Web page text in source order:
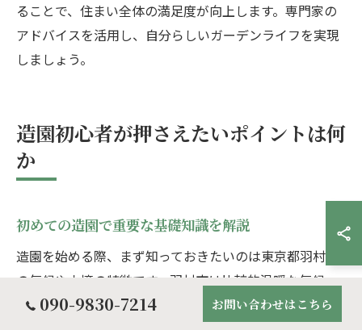
ることで、住まい全体の満足度が向上します。専門家の
アドバイスを活用し、自分らしいガーデンライフを実現
しましょう。
造園初心者が押さえたいポイントは何
か
初めての造園で重要な基礎知識を解説
造園を始める際、まず知っておきたいのは東京都羽村市
の気候や土壌の特徴です。羽村市は比較的温暖な気候
で、四季の変化がはっきりしています。そのため、季節
090-9830-7214 お問い合わせはこちら